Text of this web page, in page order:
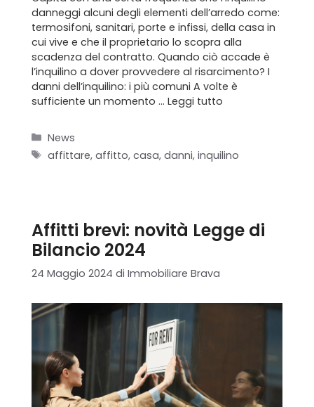
danneggi alcuni degli elementi dell’arredo come:
termosifoni, sanitari, porte e infissi, della casa in
cui vive e che il proprietario lo scopra alla
scadenza del contratto. Quando ciò accade è
l’inquilino a dover provvedere al risarcimento? I
danni dell’inquilino: i più comuni A volte è
sufficiente un momento … Leggi tutto
Categorie
News
Tag
affittare,affitto,casa,danni,inquilino
Affitti brevi: novità Legge di
Bilancio 2024
24 Maggio 2024 di Immobiliare Brava